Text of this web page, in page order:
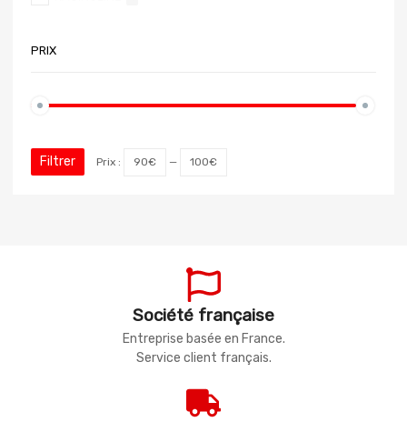
PRIX
Filtrer Prix : 90€ — 100€
Société française
Entreprise basée en France.
Service client français.